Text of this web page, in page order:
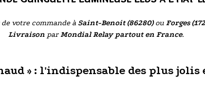
votre commande à Saint-Benoit (86280)ou Forges
LivraisonparMondial Relay partout en France.
» : l'indispensable des plus jolis